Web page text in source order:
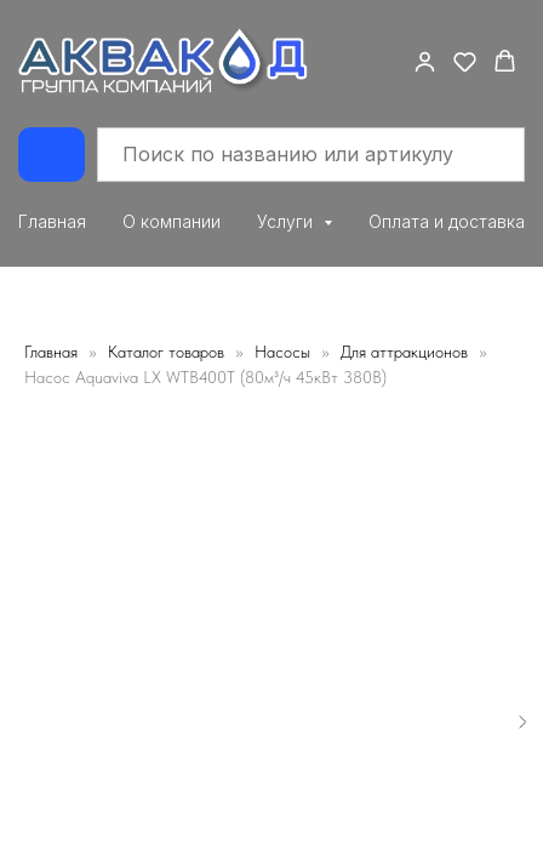
Главная О компании Услуги Оплата и доставка
Главная Каталог товаров Насосы
Для аттракционов
Насос Aquaviva LX WTB400T (80м³/ч 45кВт 380В)